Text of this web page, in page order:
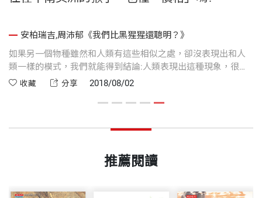
安柏瑞吉,周沛郁《我們比黑猩猩還聰明？》
如果另一個物種雖然和人類有這些相似之處，卻沒表現出和人
類一樣的模式，我們就能得到結論:人類表現出這種現象，很可
能是由於我們這個物種獨有的因素
收藏 分享 2018/08/02
推薦閱讀